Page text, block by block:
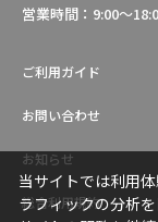
営業時間：9:00～
ご利用ガイド
お問い合わせ
お知らせ
総合利用規約
当サイトでは利用
ラフィックの分析